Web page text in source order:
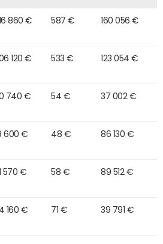
860 € 587 € 160 056 €
120 € 533 € 123 054 €
740 € 54 € 37 002 €
600 € 48 € 86 130 €
570 € 58 € 89 512 €
160 € 71 € 39 791 €